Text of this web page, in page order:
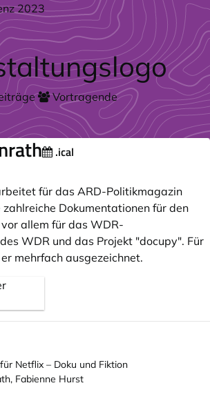
Vortragende
.ical
für das ARD-Politikmagazin
Dokumentationen für den
allem für das WDR-
WDR und das Projekt "docupy". Für
mehrfach ausgezeichnet.
Netflix – Doku und Fiktion
Fabienne Hurst